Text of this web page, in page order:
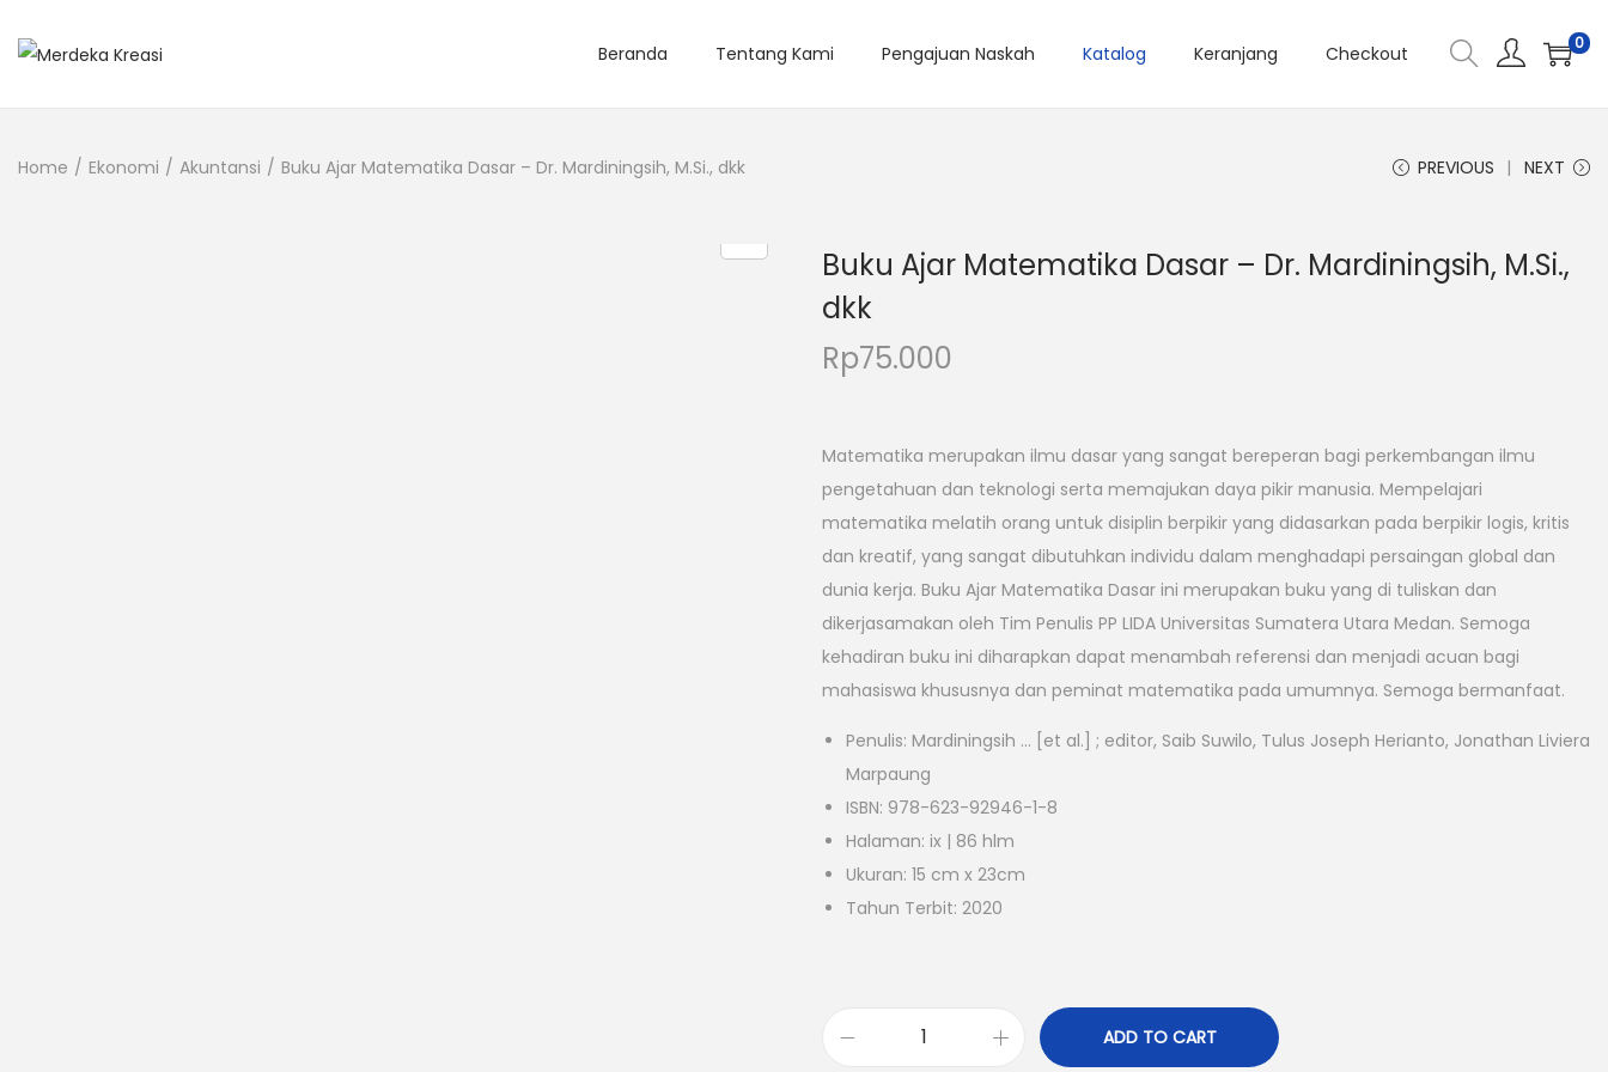
Beranda Tentang Kami Pengajuan Naskah Katalog Keranjang Checkout 0
Home / Ekonomi / Akuntansi / Buku Ajar Matematika Dasar – Dr. Mardiningsih, M.Si., dkk PREVIOUS NEXT
Buku Ajar Matematika Dasar – Dr. Mardiningsih, M.Si.,
dkk
Rp75.000
Matematika merupakan ilmu dasar yang sangat bereperan bagi perkembangan ilmu
pengetahuan dan teknologi serta memajukan daya pikir manusia. Mempelajari
matematika melatih orang untuk disiplin berpikir yang didasarkan pada berpikir logis, kritis
dan kreatif, yang sangat dibutuhkan individu dalam menghadapi persaingan global dan
dunia kerja. Buku Ajar Matematika Dasar ini merupakan buku yang di tuliskan dan
dikerjasamakan oleh Tim Penulis PP LIDA Universitas Sumatera Utara Medan. Semoga
kehadiran buku ini diharapkan dapat menambah referensi dan menjadi acuan bagi
mahasiswa khususnya dan peminat matematika pada umumnya. Semoga bermanfaat.
Penulis: Mardiningsih … [et al.] ; editor, Saib Suwilo, Tulus Joseph Herianto, Jonathan Liviera
Marpaung
ISBN: 978-623-92946-1-8
Halaman: ix | 86 hlm
Ukuran: 15 cm x 23cm
Tahun Terbit: 2020
ADD TO CART